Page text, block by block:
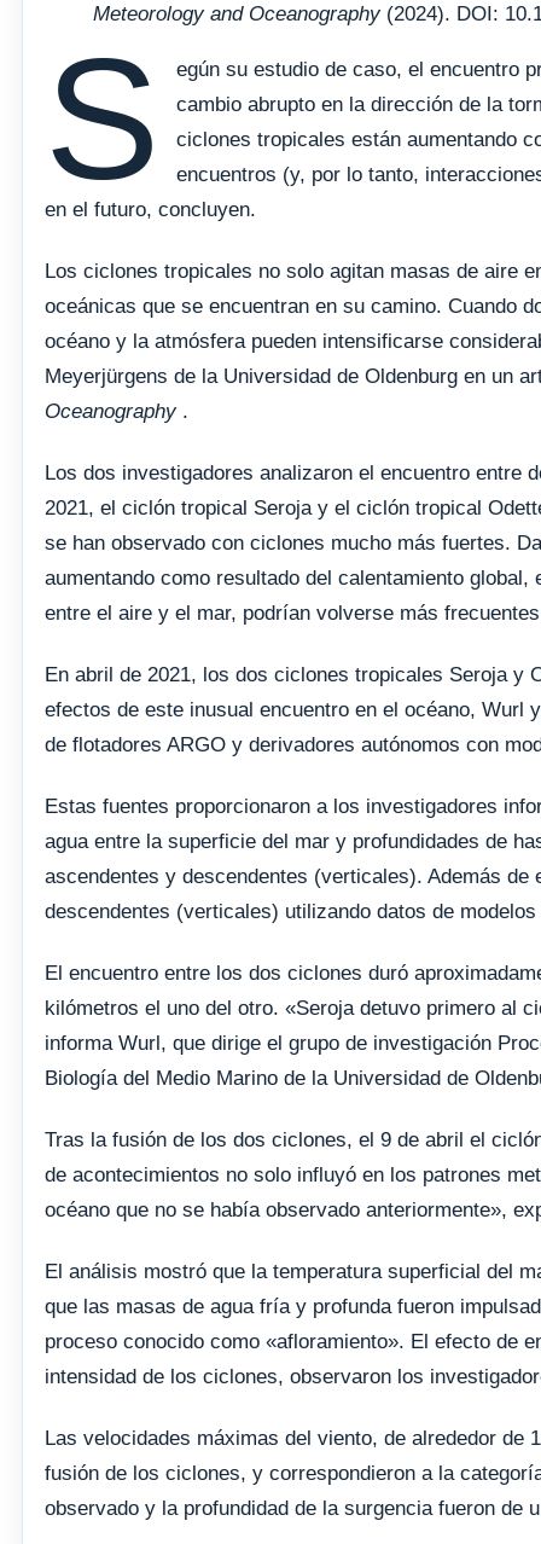
Meteorology and Oceanography(2024). DOI:
S
egún su estudio de caso, el encuentro
cambio abrupto en la dirección de la
ciclones tropicales están aumentando
encuentros (y, por lo tanto,
en el futuro, concluyen.
Los ciclones tropicales no solo agitan masas de aire
oceánicas que se encuentran en su camino. Cuando
océano y la atmósfera pueden intensificarse
Meyerjürgens de la Universidad de Oldenburg en un
Oceanography.
Los dos investigadores analizaron el encuentro entre
2021, el ciclón tropical Seroja y el ciclón tropical
se han observado con ciclones mucho más fuertes.
aumentando como resultado del calentamiento
entre el aire y el mar, podrían volverse más
En abril de 2021, los dos ciclones tropicales Seroja y
efectos de este inusual encuentro en el océano, Wurl
de flotadores ARGO y derivadores autónomos con
Estas fuentes proporcionaron a los investigadores
agua entre la superficie del mar y profundidades de
ascendentes y descendentes (verticales). Además
descendentes (verticales) utilizando datos de
El encuentro entre los dos ciclones duró
kilómetros el uno del otro. «Seroja detuvo primero al
informa Wurl, que dirige el grupo de investigación
Biología del Medio Marino de la Universidad de
Tras la fusión de los dos ciclones, el 9 de abril el
de acontecimientos no solo influyó en los patrones
océano que no se había observado anteriormente»,
El análisis mostró que la temperatura superficial del
que las masas de agua fría y profunda fueron
proceso conocido como «afloramiento». El efecto de
intensidad de los ciclones, observaron los
Las velocidades máximas del viento, de alrededor de
fusión de los ciclones, y correspondieron a la
observado y la profundidad de la surgencia fueron de